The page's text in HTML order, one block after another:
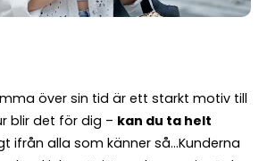
över sin tid är ett starkt motiv till
blir det för dig – kan du ta helt
ifrån alla som känner så…Kunderna